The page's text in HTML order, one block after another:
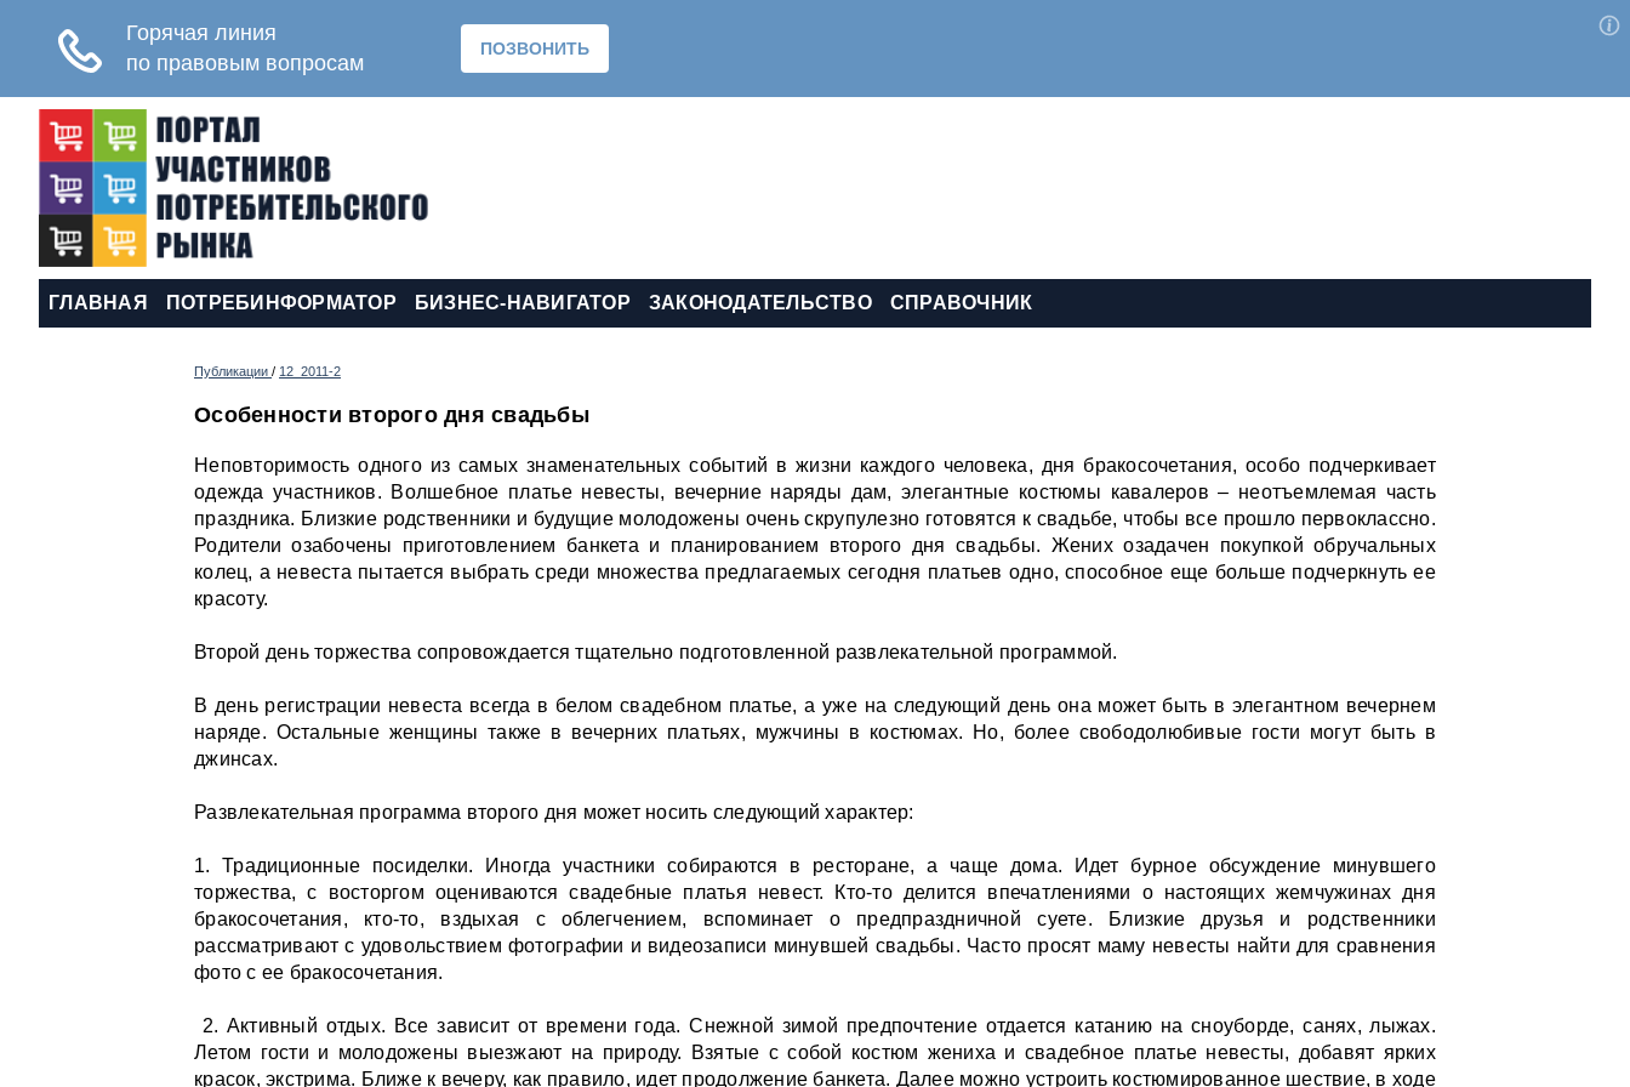
ГЛАВНАЯ ПОТРЕБИНФОРМАТОР БИЗНЕС-НАВИГАТОР ЗАКОНОДАТЕЛЬСТВО СПРАВОЧНИК
Публикации / 12_2011-2
Особенности второго дня свадьбы
Неповторимость одного из самых знаменательных событий в жизни каждого человека, дня бракосочетания, особо подчеркивает
одежда участников. Волшебное платье невесты, вечерние наряды дам, элегантные костюмы кавалеров – неотъемлемая часть
праздника. Близкие родственники и будущие молодожены очень скрупулезно готовятся к свадьбе, чтобы все прошло первоклассно.
Родители озабочены приготовлением банкета и планированием второго дня свадьбы. Жених озадачен покупкой обручальных
колец, а невеста пытается выбрать среди множества предлагаемых сегодня платьев одно, способное еще больше подчеркнуть ее
красоту.
Второй день торжества сопровождается тщательно подготовленной развлекательной программой.
В день регистрации невеста всегда в белом свадебном платье, а уже на следующий день она может быть в элегантном вечернем
наряде. Остальные женщины также в вечерних платьях, мужчины в костюмах. Но, более свободолюбивые гости могут быть в
джинсах.
Развлекательная программа второго дня может носить следующий характер:
1. Традиционные посиделки. Иногда участники собираются в ресторане, а чаще дома. Идет бурное обсуждение минувшего
торжества, с восторгом оцениваются свадебные платья невест. Кто-то делится впечатлениями о настоящих жемчужинах дня
бракосочетания, кто-то, вздыхая с облегчением, вспоминает о предпраздничной суете. Близкие друзья и родственники
рассматривают с удовольствием фотографии и видеозаписи минувшей свадьбы. Часто просят маму невесты найти для сравнения
фото с ее бракосочетания.
2. Активный отдых. Все зависит от времени года. Снежной зимой предпочтение отдается катанию на сноуборде, санях, лыжах.
Летом гости и молодожены выезжают на природу. Взятые с собой костюм жениха и свадебное платье невесты, добавят ярких
красок, экстрима. Ближе к вечеру, как правило, идет продолжение банкета. Далее можно устроить костюмированное шествие, в ходе